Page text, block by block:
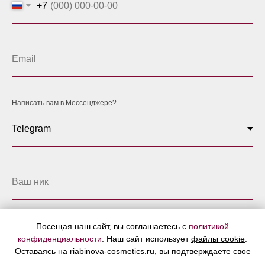
Посещая наш сайт, вы соглашаетесь с политикой
конфиденциальности. Наш сайт используетфайлы cookie.
Оставаясь на riabinova-cosmetics.ru, вы подтверждаете свое
+7
Написать вам в Мессенджере?
Запросить каталог